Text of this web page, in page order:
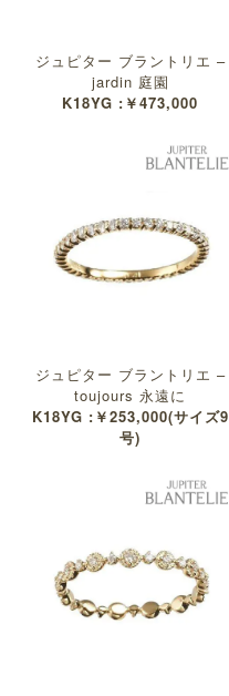
ジュピター ブラントリエ –
jardin 庭園
K18YG :￥473,000
ジュピター ブラントリエ –
toujours 永遠に
K18YG :￥253,000(サイズ9
号)